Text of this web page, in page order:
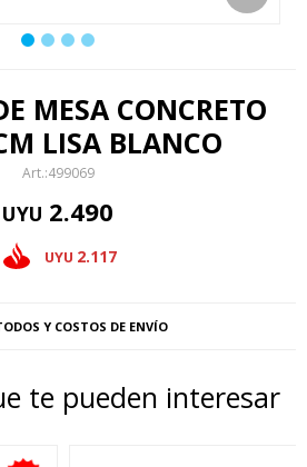
MESA CONCRETO
LISA BLANCO
499069
UYU 2.490
UYU 2.117
Y COSTOS DE ENVÍO
te pueden interesar